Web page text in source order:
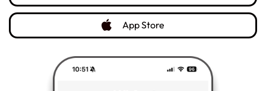
App Store a11y.opens_in_new_tab